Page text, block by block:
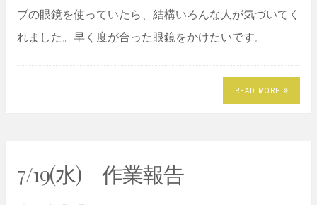
ブの眼鏡を使っていたら、結構いろんな人が気づいてく
れました。早く度が合った眼鏡をかけたいです。
READ MORE
7/19(水) 作業報告